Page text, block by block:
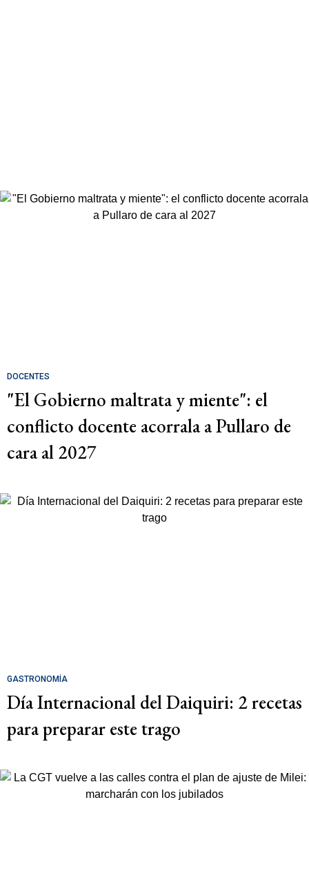
DOCENTES
"El Gobierno maltrata y miente": el
conflicto docente acorrala a Pullaro de
cara al 2027
GASTRONOMÍA
Día Internacional del Daiquiri: 2 recetas
para preparar este trago